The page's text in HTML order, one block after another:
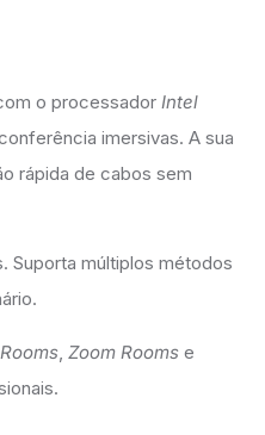
o processador Intel
imersivas. A sua
rápida de cabos sem
Suporta múltiplos métodos
, Zoom Rooms e